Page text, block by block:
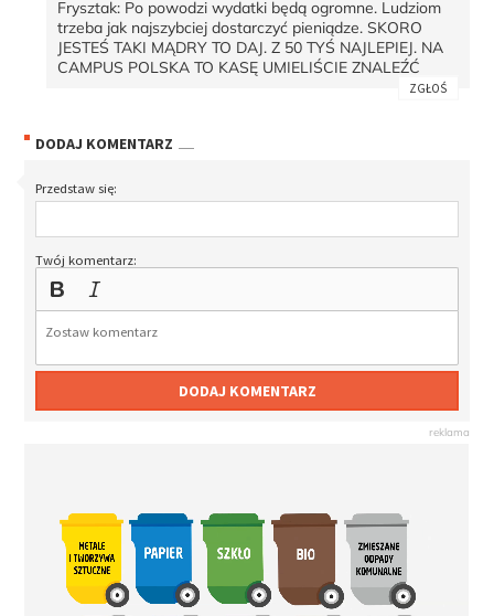
Frysztak: Po powodzi wydatki będą ogromne. Ludziom
trzeba jak najszybciej dostarczyć pieniądze. SKORO
JESTEŚ TAKI MĄDRY TO DAJ. Z 50 TYŚ NAJLEPIEJ. NA
CAMPUS POLSKA TO KASĘ UMIELIŚCIE ZNALEŹĆ
ZGŁOŚ
DODAJ KOMENTARZ
Przedstaw się:
Twój komentarz:
DODAJ KOMENTARZ